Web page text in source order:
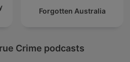
Forgotten Australia
Crime podcasts